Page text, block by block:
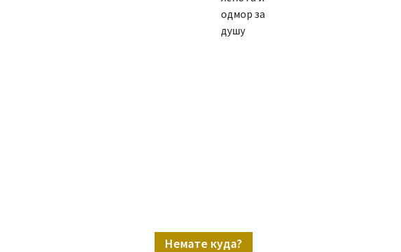
одмор за
душу
Немате куда?